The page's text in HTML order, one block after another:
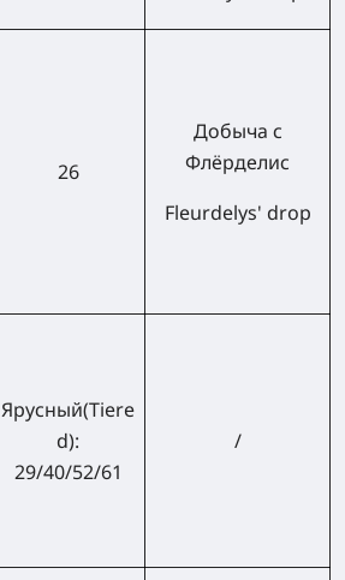
26
Добыча с
Флёрделис
Fleurdelys' drop
Ярусный(Tiere
d):
29/40/52/61
/